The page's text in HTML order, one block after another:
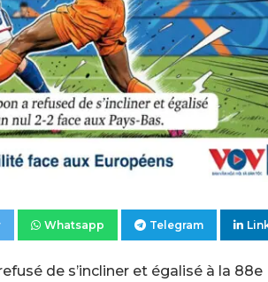
Whatsapp Telegram
de s’incliner et égalisé à la 88e